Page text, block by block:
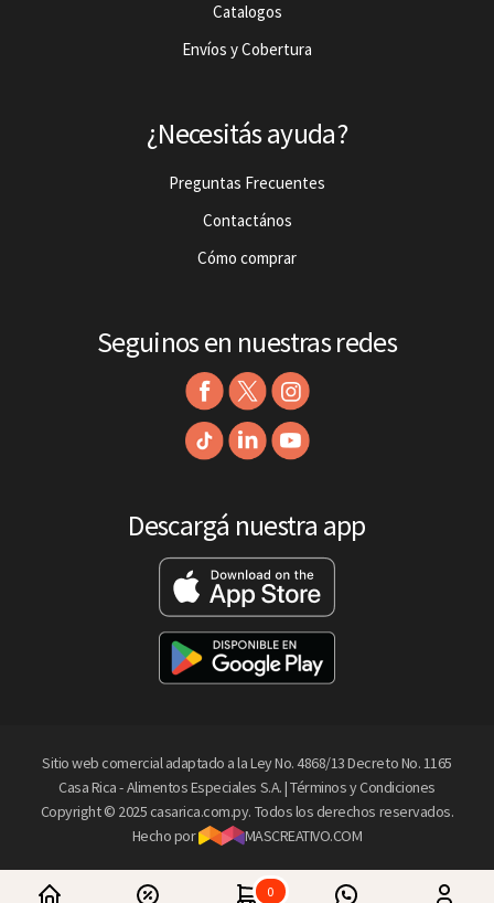
0
Catalogos
Envíos y Cobertura
¿Necesitás ayuda?
Preguntas Frecuentes
Contactános
Cómo comprar
Seguinos en nuestras redes
Descargá nuestra app
Sitio web comercial adaptado a la Ley No. 4868/13 Decreto No. 1165
Casa Rica - Alimentos Especiales S.A. |Términos y Condiciones
Copyright © 2025 casarica.com.py. Todos los derechos reservados.
Hecho por
MASCREATIVO.COM